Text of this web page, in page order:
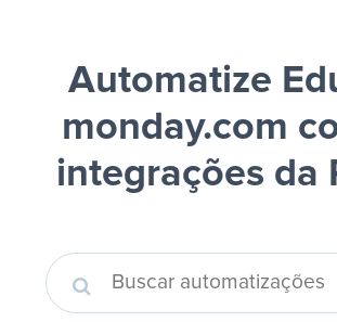
Automatize
monday.com
integrações da